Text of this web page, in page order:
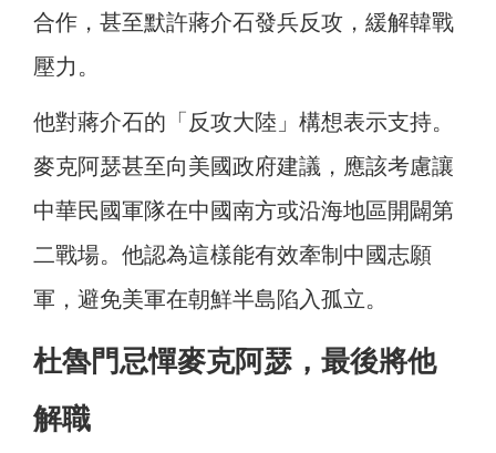
合作，甚至默許蔣介石發兵反攻，緩解韓戰
壓力。
他對蔣介石的「反攻大陸」構想表示支持。
麥克阿瑟甚至向美國政府建議，應該考慮讓
中華民國軍隊在中國南方或沿海地區開闢第
二戰場。他認為這樣能有效牽制中國志願
軍，避免美軍在朝鮮半島陷入孤立。
杜魯門忌憚麥克阿瑟，最後將他
解職